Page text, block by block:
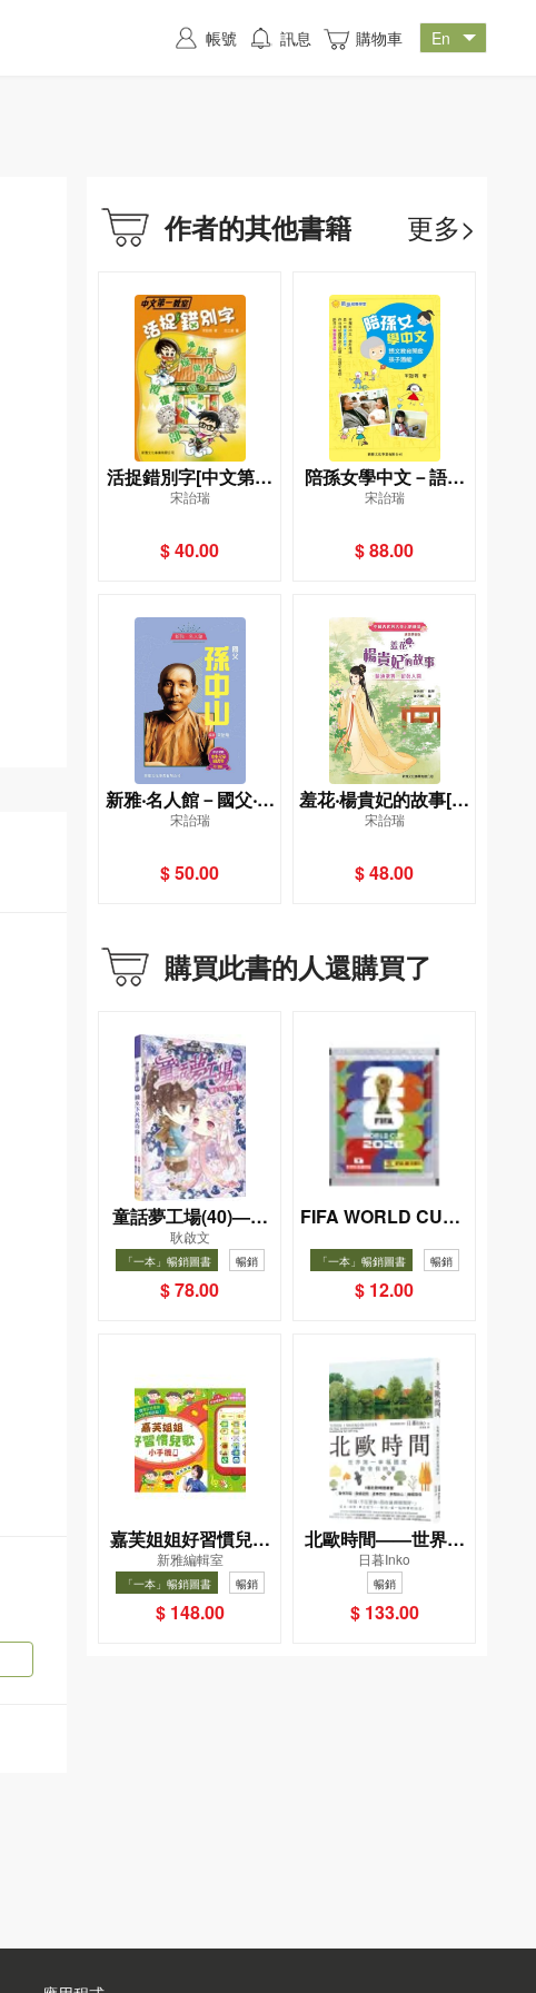
作者的其他書籍 更多>
活捉錯別字[中文第一
教室]
宋詒瑞
$ 40.00
陪孫女學中文－語文
教育開啟孩子潛能[祖
宋詒瑞
$ 88.00
新雅‧名人館－國父‧孫
中山
宋詒瑞
$ 50.00
羞花‧楊貴妃的故事[中
國古代四大美人的傳
宋詒瑞
$ 48.00
購買此書的人還購買了
童話夢工場(40)——
織女下凡結奇緣
耿啟文
「一本」暢銷圖書 暢銷
$ 78.00
FIFA WORLD CUP 2
貼紙包）
「一本」暢銷圖書 暢銷
$ 12.00
嘉芙姐姐好習慣兒歌
小手機
新雅編輯室
「一本」暢銷圖書 暢銷
$ 148.00
北歐時間——世界第
一幸福國度教會我的
事
日暮Inko
暢銷
$ 133.00
帳號 訊息 購物車